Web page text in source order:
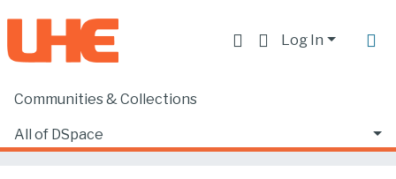
Log In
Communities & Collections
All of DSpace
Home
Facultad de Derecho
Mecanismos de participación política de la mujer indígena dentro de la CONAIE y de Pachakutik